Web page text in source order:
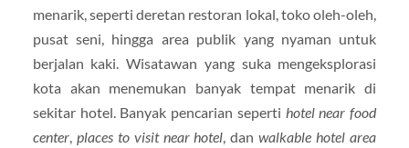
menarik, seperti deretan restoran lokal, toko oleh-oleh,
pusat seni, hingga area publik yang nyaman untuk
berjalan kaki. Wisatawan yang suka mengeksplorasi
kota akan menemukan banyak tempat menarik di
sekitar hotel. Banyak pencarian seperti hotel near food
center, places to visit near hotel, danwalkable hotel area